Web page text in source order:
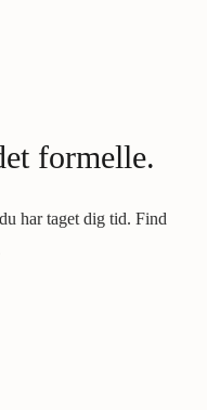
formelle.
har taget dig tid. Find